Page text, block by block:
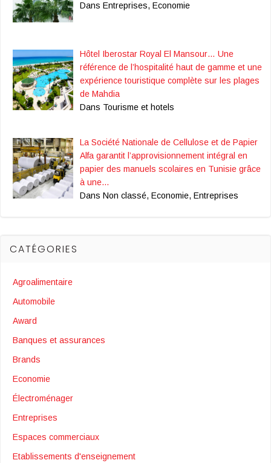
Dans Entreprises, Economie
Hôtel Iberostar Royal El Mansour… Une
référence de l’hospitalité haut de gamme et une
expérience touristique complète sur les plages
de Mahdia
Dans Tourisme et hotels
La Société Nationale de Cellulose et de Papier
Alfa garantit l’approvisionnement intégral en
papier des manuels scolaires en Tunisie grâce
à une…
Dans Non classé, Economie, Entreprises
CATÉGORIES
Agroalimentaire
Automobile
Award
Banques et assurances
Brands
Economie
Électroménager
Entreprises
Espaces commerciaux
Etablissements d'enseignement